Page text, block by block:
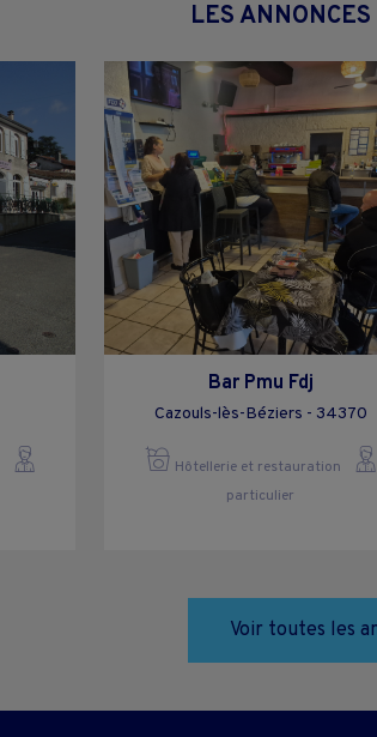
LES
Bar Pmu Fdj
Cazouls-lès-Béziers - 34370
Hôtellerie et restauration
particulier
Voir toutes les